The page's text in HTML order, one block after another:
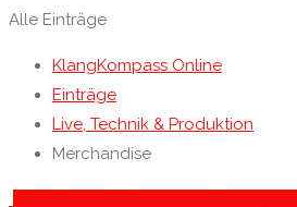
Alle Einträge
KlangKompass Online
Einträge
Live, Technik & Produktion
Merchandise